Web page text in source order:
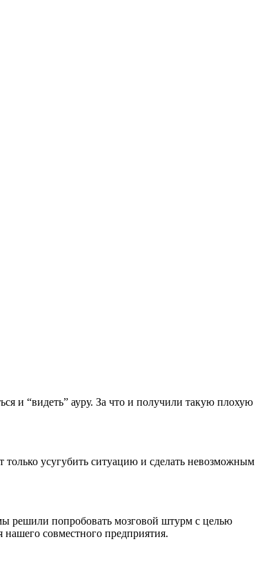
и “видеть” ауру. За что и получили такую плохую
усугубить ситуацию и сделать невозможным
решили попробовать мозговой штурм с целью
совместного предприятия.